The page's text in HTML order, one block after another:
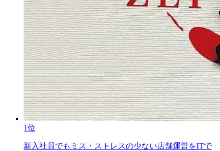
1位
新入社員でもミス・ストレスの少ない店舗運営をITで